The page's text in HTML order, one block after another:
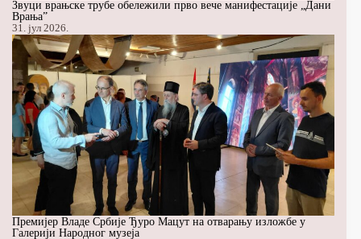
Звуци врањске трубе обележили прво вече манифестације „Дани
Врања”
31. јул 2026.
Премијер Владе Србије Ђуро Мацут на отварању изложбе у
Галерији Народног музеја